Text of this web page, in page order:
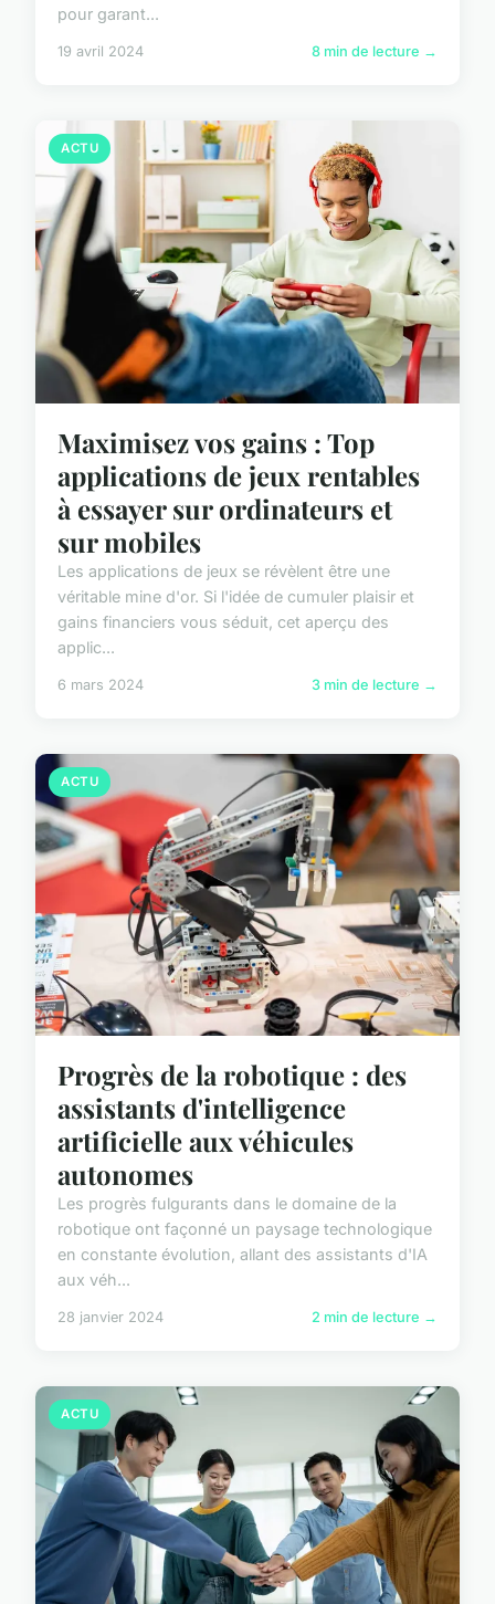
pour garant...
19 avril 2024 8 min de lecture →
ACTU
Maximisez vos gains : Top
applications de jeux rentables
à essayer sur ordinateurs et
sur mobiles
Les applications de jeux se révèlent être une
véritable mine d'or. Si l'idée de cumuler plaisir et
gains financiers vous séduit, cet aperçu des
applic...
6 mars 2024 3 min de lecture →
ACTU
Progrès de la robotique : des
assistants d'intelligence
artificielle aux véhicules
autonomes
Les progrès fulgurants dans le domaine de la
robotique ont façonné un paysage technologique
en constante évolution, allant des assistants d'IA
aux véh...
28 janvier 2024 2 min de lecture →
ACTU